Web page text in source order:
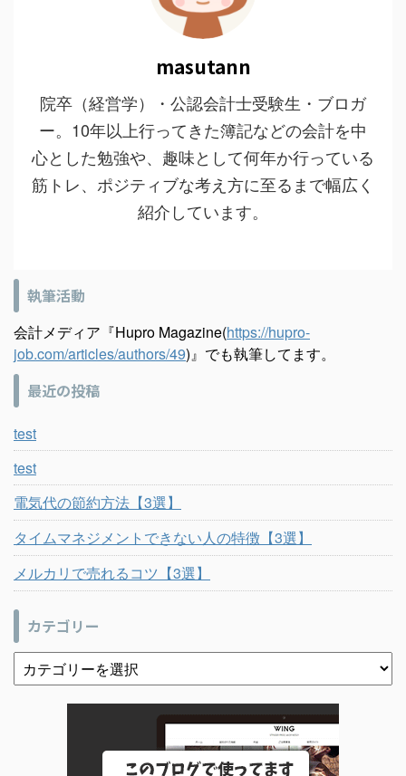
masutann
院卒（経営学）・公認会計士受験生・ブロガ
ー。10年以上行ってきた簿記などの会計を中
心とした勉強や、趣味として何年か行っている
筋トレ、ポジティブな考え方に至るまで幅広く
紹介しています。
執筆活動
会計メディア『Hupro Magazine(https://hupro-
job.com/articles/authors/49)』でも執筆してます。
最近の投稿
test
test
電気代の節約方法【3選】
タイムマネジメントできない人の特徴【3選】
メルカリで売れるコツ【3選】
カテゴリー